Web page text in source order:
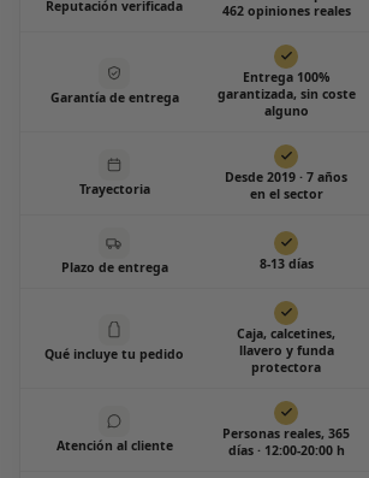
Reputación verificada
462 opiniones reales
Garantía de entrega
Entrega 100%
garantizada, sin coste
alguno
Trayectoria
Desde 2019 · 7 años
en el sector
Plazo de entrega 8-13 días
Qué incluye tu pedido
Caja, calcetines,
llavero y funda
protectora
Atención al cliente
Personas reales, 365
días · 12:00-20:00 h